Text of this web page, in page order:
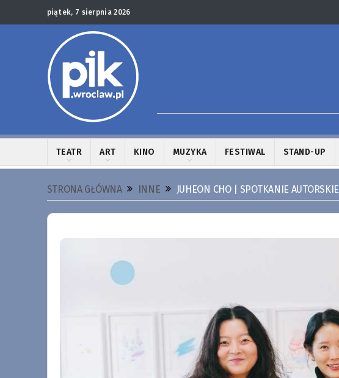
piątek, 7 sierpnia 2026
TEATR ART KINO MUZYKA FESTIWAL STAND-UP
STRONA GŁÓWNA INNE JUHEON CHO | SPOTKANIE AUTORSKIE